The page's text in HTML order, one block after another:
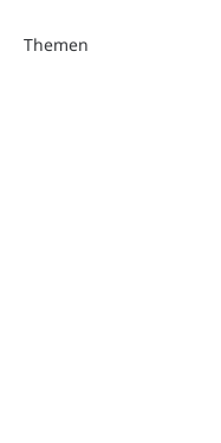
Themen